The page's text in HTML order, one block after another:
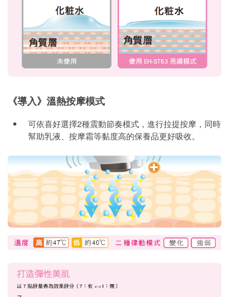
《導入》溫熱按摩模式
可依喜好選擇2種震動節奏模式，進行拉提按摩，同時
幫助乳液、按摩霜等黏度高的保養品更好吸收。